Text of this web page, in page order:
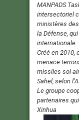
MANPADS
intersectoriel
ministères
la Défense,
internationale.
Créé en 2010,
menace
missiles sol-
Sahel, selon
Le groupe
partenaires qui
Xinhua